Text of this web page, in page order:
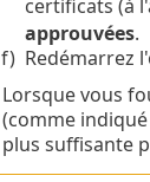
certificats (à
approuvées.
f) Redémarrez
Lorsque vous
(comme
plus suffisante